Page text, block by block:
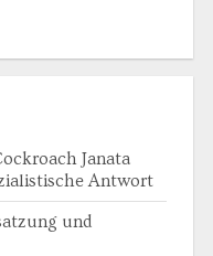
Janata
Antwort
und